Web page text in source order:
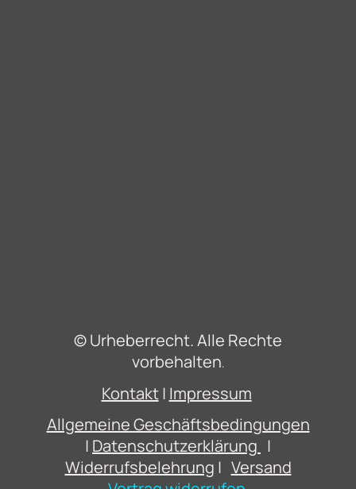
© Urheberrecht. Alle Rechte
vorbehalten.
Kontakt| Impressum
Allgemeine Geschäftsbedingungen
| Datenschutzerklärung |
Widerrufsbelehrung | Versand